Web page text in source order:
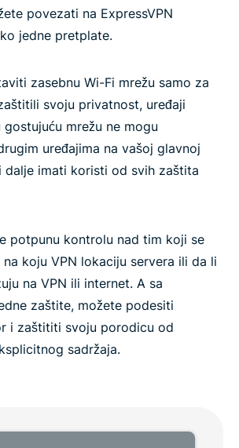
povezati na ExpressVPN
jedne pretplate.
zasebnu Wi-Fi mrežu samo za
svoju privatnost, uređaji
mrežu ne mogu
uređajima na vašoj glavnoj
dalje imati koristi od svih zaštita
potpunu kontrolu nad tim koji se
koju VPN lokaciju servera ili da li
na VPN ili internet. A sa
zaštite, možete podesiti
i zaštititi svoju porodicu od
sadržaja.